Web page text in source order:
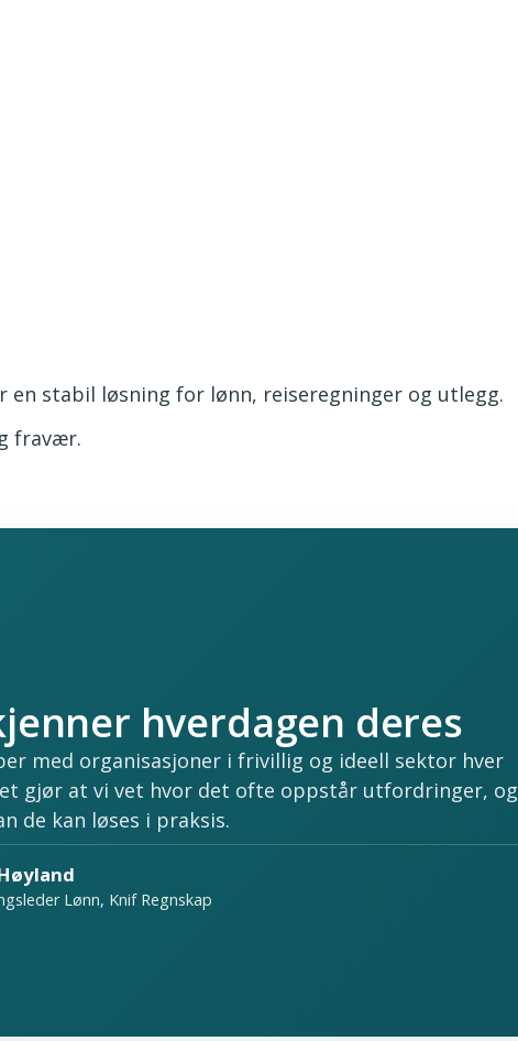
en stabil løsning for lønn, reiseregninger og utlegg.
fravær.
hverdagen deres
med organisasjoner i frivillig og ideell sektor hver
gjør at vi vet hvor det ofte oppstår utfordringer, og
de kan løses i praksis.
Lønn, Knif Regnskap